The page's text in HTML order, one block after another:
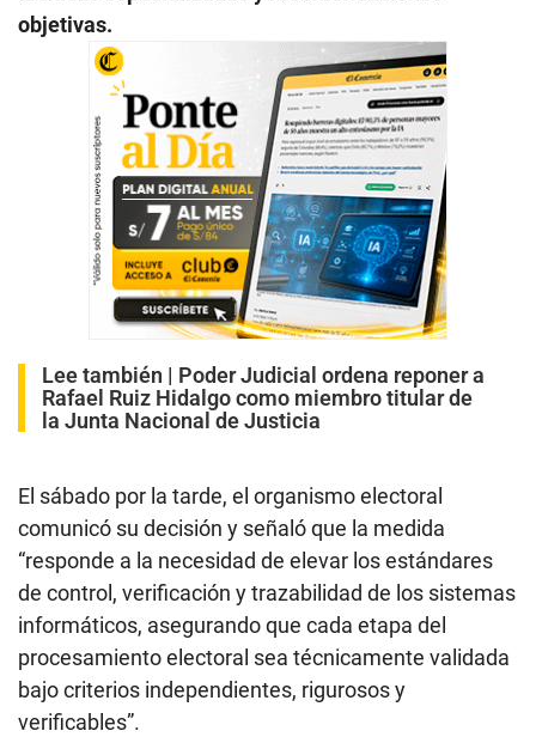
objetivas.
Lee también | Poder Judicial ordena reponer a
Rafael Ruiz Hidalgo como miembro titular de
la Junta Nacional de Justicia
El sábado por la tarde, el organismo electoral
comunicó su decisión y señaló que la medida
“responde a la necesidad de elevar los estándares
de control, verificación y trazabilidad de los sistemas
informáticos, asegurando que cada etapa del
procesamiento electoral sea técnicamente validada
bajo criterios independientes, rigurosos y
verificables”.